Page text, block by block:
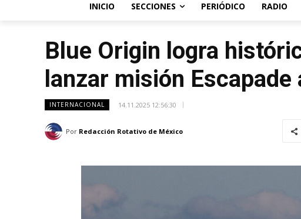
INICIO SECCIONES PERIÓDICO RADIO
Blue Origin logra
lanzar misión
INTERNACIONAL 14.11.2025 12:56:30
Por Redacción Rotativo de México